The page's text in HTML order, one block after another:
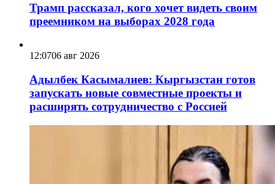
Трамп рассказал, кого хочет видеть своим
преемником на выборах 2028 года
12:0706 авг 2026
Адылбек Касымалиев: Кыргызстан готов
запускать новые совместные проекты и
расширять сотрудничество с Россией